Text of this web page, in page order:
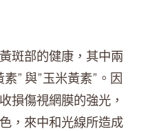
斑部的健康，其中兩
” 與”玉米黃素”。因
損傷視網膜的強光，
，來中和光線所造成